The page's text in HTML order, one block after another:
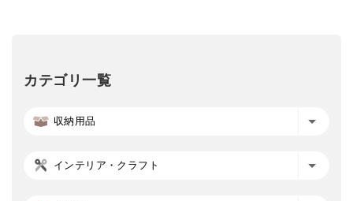
カテゴリ一覧
収納用品
インテリア・クラフト